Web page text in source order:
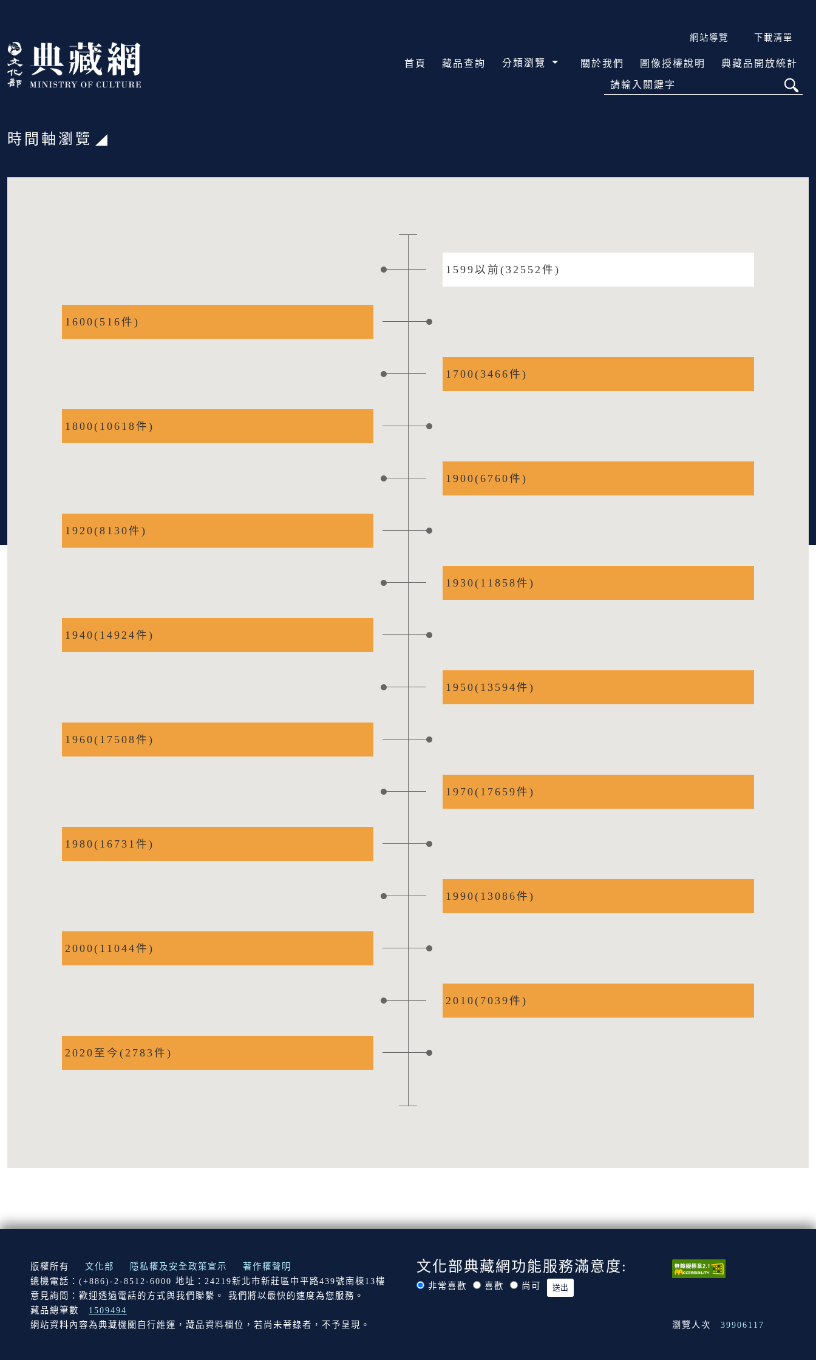
:::
網站導覽 下載清單
首頁 藏品查詢 分類瀏覽 關於我們 圖像授權說明 典藏品開放統計
請輸入關鍵字
:::
時間軸瀏覽
1599以前(32552件)
1600(516件)
1700(3466件)
1800(10618件)
1900(6760件)
1920(8130件)
1930(11858件)
1940(14924件)
1950(13594件)
1960(17508件)
1970(17659件)
1980(16731件)
1990(13086件)
2000(11044件)
2010(7039件)
2020至今(2783件)
:::
版權所有 文化部 隱私權及安全政策宣示
著作權聲明
總機電話：(+886)-2-8512-6000 地址：24219新北市新莊區中平路439號南棟13樓
意見詢問：歡迎透過電話的方式與我們聯繫。 我們將以最快的速度為您服務。
藏品總筆數
1509494
文化部典藏網功能服務滿意度:
非常喜歡 喜歡 尚可
網站資料內容為典藏機關自行維運，藏品資料欄位，若尚未著錄者，不予呈現。 瀏覽人次 39906117